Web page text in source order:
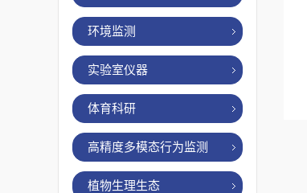
环境监测
实验室仪器
体育科研
高精度多模态行为监测
植物生理生态